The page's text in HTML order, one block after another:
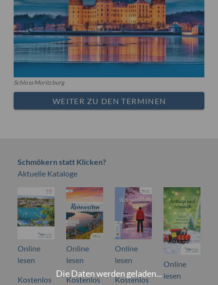
Schloss Moritzburg
WEITER ZU DEN TERMINEN
Die Daten werden geladen...
Schmökern statt Klicken?
Aktuelle Kataloge
Online
lesen
Kostenlos
Online
lesen
Kostenlos
Online
lesen
Kostenlos
Online
lesen